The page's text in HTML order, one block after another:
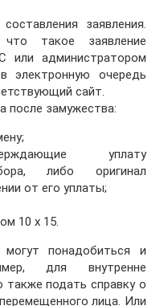
заявления.
такое заявление
или администратором
очередь
сайт.
после замужества:
уплату
либо оригинал
от его уплаты;
10 х 15.
понадобиться и
для внутренне
подать справку о
лица. Или